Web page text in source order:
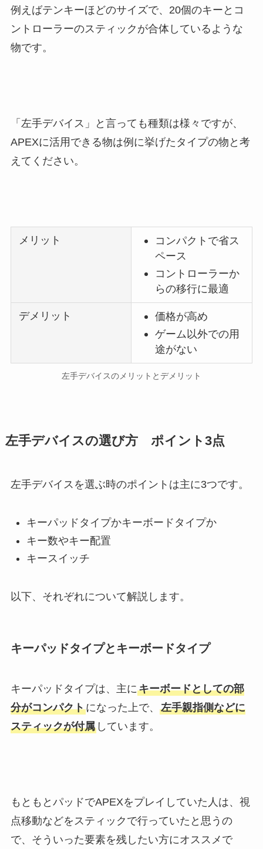
例えばテンキーほどのサイズで、20個のキーとコ
ントローラーのスティックが合体しているような
物です。
「左手デバイス」と言っても種類は様々ですが、
APEXに活用できる物は例に挙げたタイプの物と考
えてください。
メリット
コンパクトで省ス
ペース
コントローラーか
らの移行に最適
デメリット
価格が高め
ゲーム以外での用
途がない
左手デバイスのメリットとデメリット
左手デバイスの選び方 ポイント3点
左手デバイスを選ぶ時のポイントは主に3つです。
キーパッドタイプかキーボードタイプか
キー数やキー配置
キースイッチ
以下、それぞれについて解説します。
キーパッドタイプとキーボードタイプ
キーパッドタイプは、主にキーボードとしての部
分がコンパクトになった上で、 左手親指側などに
スティックが付属しています。
もともとパッドでAPEXをプレイしていた人は、視
点移動などをスティックで行っていたと思うの
で、そういった要素を残したい方にオススメで